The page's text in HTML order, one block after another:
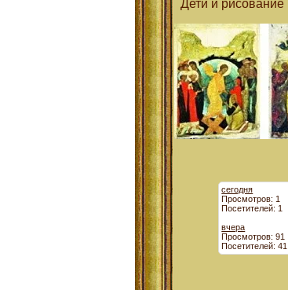
Дети и рисование
сегодня
Просмотров: 1
Посетителей: 1
вчера
Просмотров: 91
Посетителей: 41